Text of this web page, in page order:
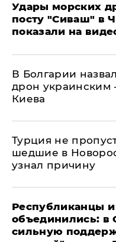
Удары морских
посту "Сиваш" в
показали на
В Болгарии
дрон украинским
Киева
Турция не
шедшие в
узнал причину
Республиканцы
объединились: в
сильную